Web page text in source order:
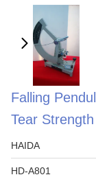
Falling
Tear
HAIDA
HD-A801